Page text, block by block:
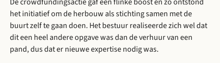
het initiatief om de herbouw als stichting samen met de
buurt zelf te gaan doen. Het bestuur realiseerde zich wel dat
dit een heel andere opgave was dan de verhuur van een
pand, dus dat er nieuwe expertise nodig was.